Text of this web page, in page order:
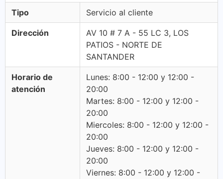
Tipo Servicio al cliente
Dirección
AV 10 # 7 A - 55 LC 3, LOS
PATIOS - NORTE DE
SANTANDER
Horario de
atención
Lunes: 8:00 - 12:00 y 12:00 -
20:00
Martes: 8:00 - 12:00 y 12:00 -
20:00
Miercoles: 8:00 - 12:00 y 12:00 -
20:00
Jueves: 8:00 - 12:00 y 12:00 -
20:00
Viernes: 8:00 - 12:00 y 12:00 -